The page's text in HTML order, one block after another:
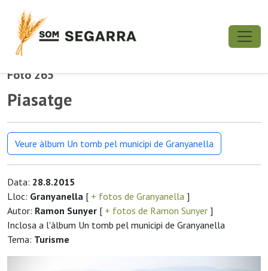
Foto 265
Piasatge
Veure àlbum Un tomb pel municipi de Granyanella
Data: 28.8.2015
Lloc: Granyanella [ + fotos de Granyanella ]
Autor: Ramon Sunyer [ + fotos de Ramon Sunyer ]
Inclosa a l'àlbum Un tomb pel municipi de Granyanella
Tema: Turisme